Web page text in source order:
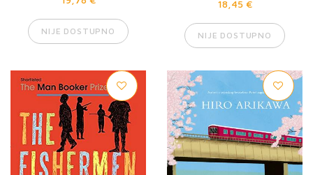
NIJE DOSTUPNO
18,45 €
NIJE DOSTUPNO